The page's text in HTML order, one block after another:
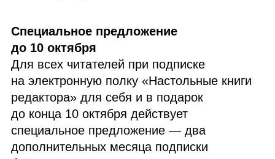
Специальное предложение
до 10 октября
Для всех читателей при подписке
на электронную полку «Настольные книги
редактора» для себя и в подарок
до конца 10 октября действует
специальное предложение — два
дополнительных месяца подписки